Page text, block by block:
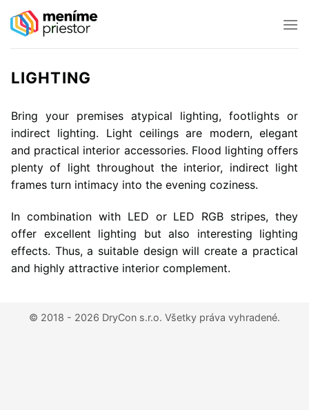
LIGHTING
Bring your premises atypical lighting, footlights or
indirect lighting. Light ceilings are modern, elegant
and practical interior accessories. Flood lighting offers
plenty of light throughout the interior, indirect light
frames turn intimacy into the evening coziness.
In combination with LED or LED RGB stripes, they
offer excellent lighting but also interesting lighting
effects. Thus, a suitable design will create a practical
and highly attractive interior complement.
© 2018 - 2026 DryCon s.r.o. Všetky práva vyhradené.